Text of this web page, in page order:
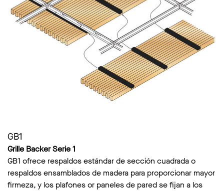
GB1
Grille Backer Serie 1
GB1 ofrece respaldos estándar de sección cuadrada o
respaldos ensamblados de madera para proporcionar mayor
firmeza, y los plafones or paneles de pared se fijan a los